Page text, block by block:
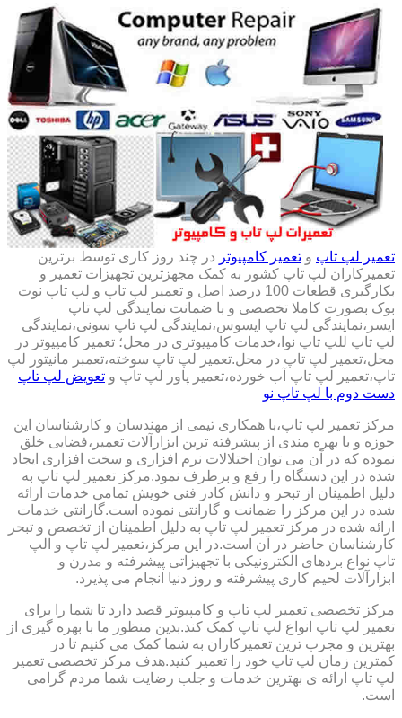
تعمیر لپ تاپ و تعمیر کامپیوتر در چند روز کاری توسط برترین
تعمیرکاران لپ تاپ کشور به کمک مجهزترین تجهیزات تعمیر و
بکارگیری قطعات 100 درصد اصل و تعمیر لپ تاپ و لپ تاپ نوت
بوک بصورت کاملا تخصصی و با ضمانت نمایندگی لپ تاپ
ایسر،نمایندگی لپ تاپ ایسوس،نمایندگی لپ تاپ سونی،نمایندگی
لپ تاپ للپ تاپ نوا،خدمات کامپیوتری در محل؛ تعمیر کامپیوتر در
محل،تعمیر لپ تاپ در محل.تعمیر لپ تاپ سوخته،تعمبر مانیتور لپ
تاپ،تعمیر لپ تاپ آب خورده،تعمیر پاور لپ تاپ و تعویض لپ تاپ
دست دوم با لپ تاپ نو
مرکز تعمیر لپ تاپ،با همکاری تیمی از مهندسان و کارشناسان این
حوزه و با بهره مندی از پیشرفته ترین ابزارآلات تعمیر،فضایی خلق
نموده که در آن می توان اختلالات نرم افزاری و سخت افزاری ایجاد
شده در این دستگاه را رفع و برطرف نمود.مرکز تعمیر لپ تاپ به
دلیل اطمینان از تبحر و دانش کادر فنی خویش تمامی خدمات ارائه
شده در این مرکز را ضمانت و گارانتی نموده است.گارانتی خدمات
ارائه شده در مرکز تعمیر لپ تاپ به دلیل اطمینان از تخصص و تبحر
کارشناسان حاضر در آن است.در این مرکز،تعمیر لپ تاپ و الپ
تاپ نواع بردهای الکترونیکی با تجهیزاتی پیشرفته و مدرن و
ابزارآلات لحیم کاری پیشرفته و روز دنیا انجام می پذیرد.
مرکز تخصصی تعمیر لپ تاپ و کامپیوتر قصد دارد تا شما را برای
تعمیر لپ تاپ انواع لپ تاپ کمک کند.بدین منظور ما با بهره گیری از
بهترین و مجرب ترین تعمیرکاران به شما کمک می کنیم تا در
کمترین زمان لپ تاپ خود را تعمیر کنید.هدف مرکز تخصصی تعمیر
لپ تاپ ارائه ی بهترین خدمات و جلب رضایت شما مردم گرامی
است.